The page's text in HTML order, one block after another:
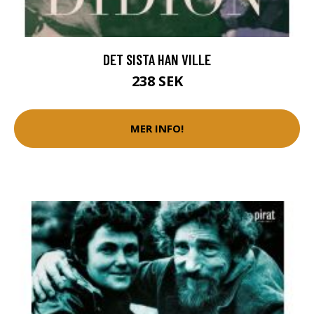
DET SISTA HAN VILLE
238 SEK
MER INFO!